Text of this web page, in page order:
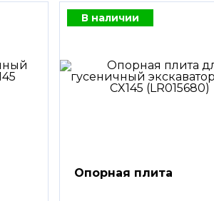
В наличии
Опорная плита